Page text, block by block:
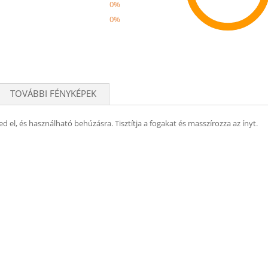
0%
0%
TOVÁBBI FÉNYKÉPEK
el, és használható behúzásra. Tisztítja a fogakat és masszírozza az ínyt.